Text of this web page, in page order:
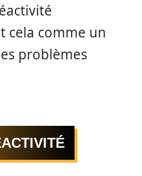
cela comme un
problèmes